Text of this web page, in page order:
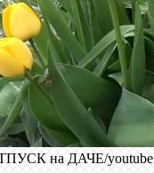
на ДАЧЕ/youtube